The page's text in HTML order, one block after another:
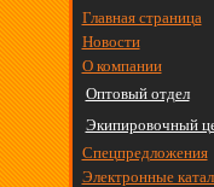
Главная страница
Новости
О компании
Оптовый отдел
Экипировочный
Спецпредложения
Электронные